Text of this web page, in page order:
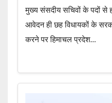
मुख्य संसदीय सचिवों के पदों से
आवेदन ही छह विधायकों के
करने पर हिमाचल प्रदेश...